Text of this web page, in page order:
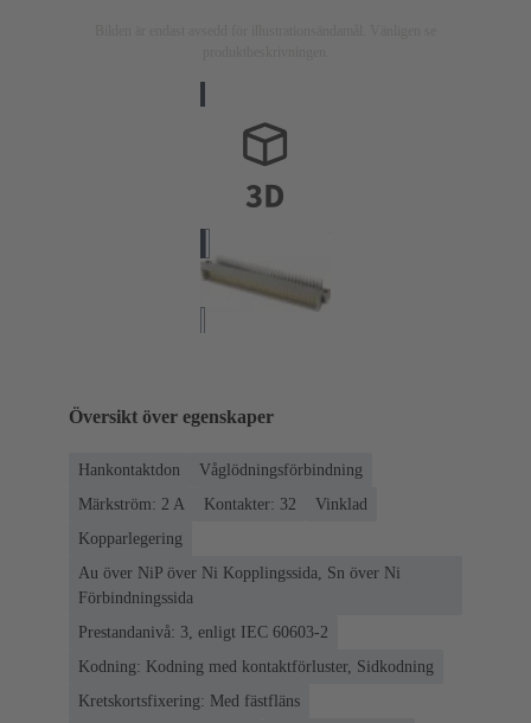
Översikt över egenskaper
Hankontaktdon
Våglödningsförbindning
Märkström: ‌2 A
Kontakter: 32
Vinklad
Kopparlegering
Au över NiP över Ni Kopplingssida, Sn över Ni
Förbindningssida
Prestandanivå: 3, enligt IEC 60603-2
Kodning: Kodning med kontaktförluster, Sidkodning
Kretskortsfixering: Med fästfläns